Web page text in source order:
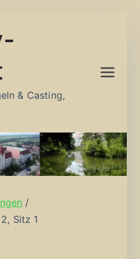
& Casting,
Sitz 1